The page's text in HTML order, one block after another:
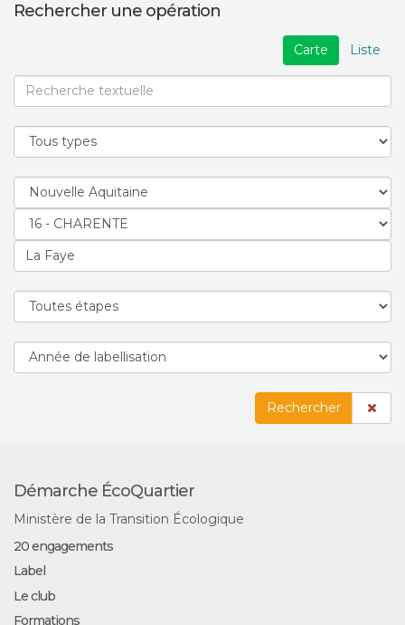
Rechercher une opération
Liste
Carte
Rechercher
Démarche ÉcoQuartier
Ministère de la Transition Écologique
20 engagements
Label
Le club
Formations